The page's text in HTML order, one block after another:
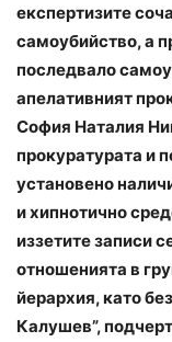
експертизите
самоубийство, а
последвало
апелативният
София Наталия
прокуратурата и
установено
и хипнотично
иззетите записи
отношенията в
йерархия, като
Калушев”,